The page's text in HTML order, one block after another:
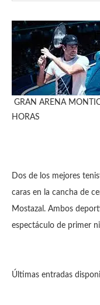
GRAN ARENA
HORAS
Dos de los mejores
caras en la cancha de
Mostazal. Ambos
espectáculo de primer
Últimas entradas